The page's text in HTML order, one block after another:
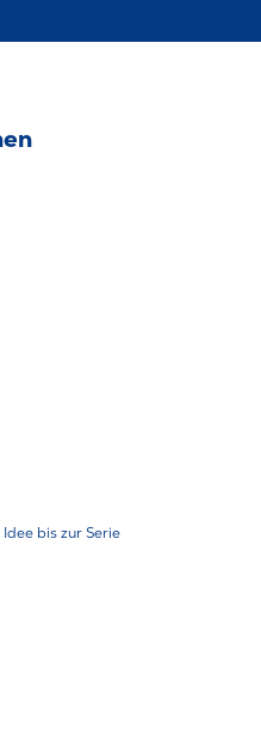
bis zur Serie